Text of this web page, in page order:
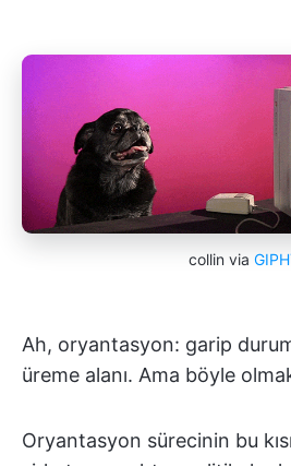
collin via
Ah, oryantasyon: garip
üreme alanı. Ama böyle
Oryantasyon sürecinin bu